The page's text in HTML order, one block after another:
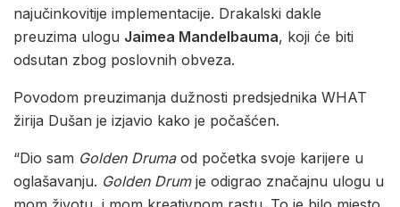
najučinkovitije implementacije. Drakalski dakle
preuzima ulogu Jaimea Mandelbauma, koji će biti
odsutan zbog poslovnih obveza.
Povodom preuzimanja dužnosti predsjednika WHAT
žirija Dušan je izjavio kako je počašćen.
“Dio sam Golden Drumaod početka svoje karijere u
oglašavanju. Golden Drumje odigrao značajnu ulogu u